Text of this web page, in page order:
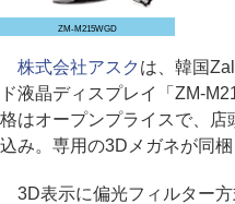
ZM-M215WGD
株式会社アスク は、韓国
ド液晶ディスプレイ「ZM-
格はオープンプライスで、
込み。専用の3Dメガネが同梱
3D表示に偏光フィルター